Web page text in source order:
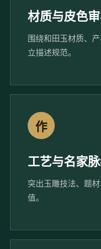
材质与皮色
围绕和田玉材质、
立描述规范。
作
工艺与名家
突出玉雕技法、题
值。